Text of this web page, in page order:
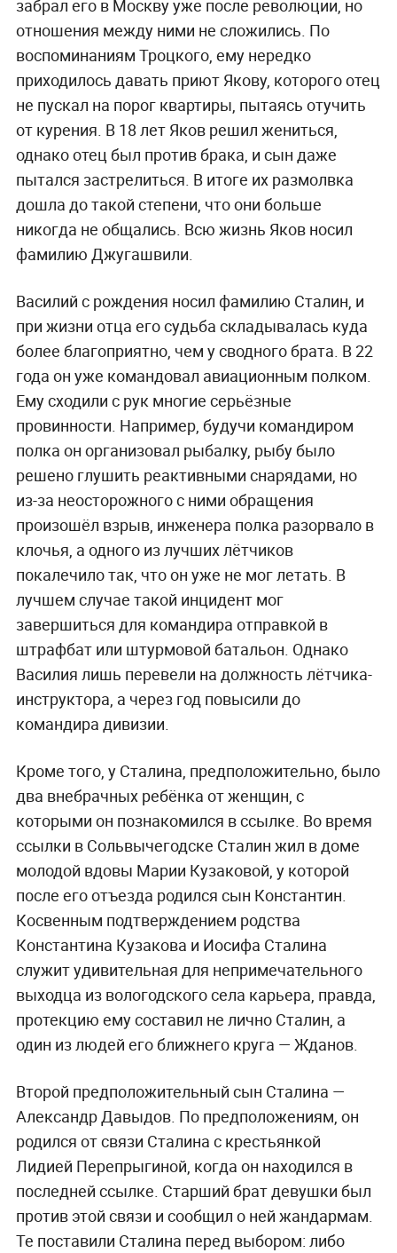
забрал его в Москву уже после революции, но
отношения между ними не сложились. По
воспоминаниям Троцкого, ему нередко
приходилось давать приют Якову, которого отец
не пускал на порог квартиры, пытаясь отучить
от курения. В 18 лет Яков решил жениться,
однако отец был против брака, и сын даже
пытался застрелиться. В итоге их размолвка
дошла до такой степени, что они больше
никогда не общались. Всю жизнь Яков носил
фамилию Джугашвили.
Василий с рождения носил фамилию Сталин, и
при жизни отца его судьба складывалась куда
более благоприятно, чем у сводного брата. В 22
года он уже командовал авиационным полком.
Ему сходили с рук многие серьёзные
провинности. Например, будучи командиром
полка он организовал рыбалку, рыбу было
решено глушить реактивными снарядами, но
из-за неосторожного с ними обращения
произошёл взрыв, инженера полка разорвало в
клочья, а одного из лучших лётчиков
покалечило так, что он уже не мог летать. В
лучшем случае такой инцидент мог
завершиться для командира отправкой в
штрафбат или штурмовой батальон. Однако
Василия лишь перевели на должность лётчика-
инструктора, а через год повысили до
командира дивизии.
Кроме того, у Сталина, предположительно, было
два внебрачных ребёнка от женщин, с
которыми он познакомился в ссылке. Во время
ссылки в Сольвычегодске Сталин жил в доме
молодой вдовы Марии Кузаковой, у которой
после его отъезда родился сын Константин.
Косвенным подтверждением родства
Константина Кузакова и Иосифа Сталина
служит удивительная для непримечательного
выходца из вологодского села карьера, правда,
протекцию ему составил не лично Сталин, а
один из людей его ближнего круга — Жданов.
Второй предположительный сын Сталина —
Александр Давыдов. По предположениям, он
родился от связи Сталина с крестьянкой
Лидией Перепрыгиной, когда он находился в
последней ссылке. Старший брат девушки был
против этой связи и сообщил о ней жандармам.
Те поставили Сталина перед выбором: либо